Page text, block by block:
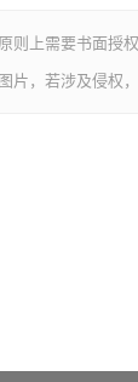
则上需要书面授
片，若涉及侵权，